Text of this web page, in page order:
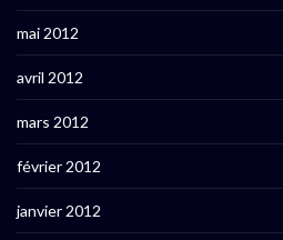
mai 2012
avril 2012
mars 2012
février 2012
janvier 2012